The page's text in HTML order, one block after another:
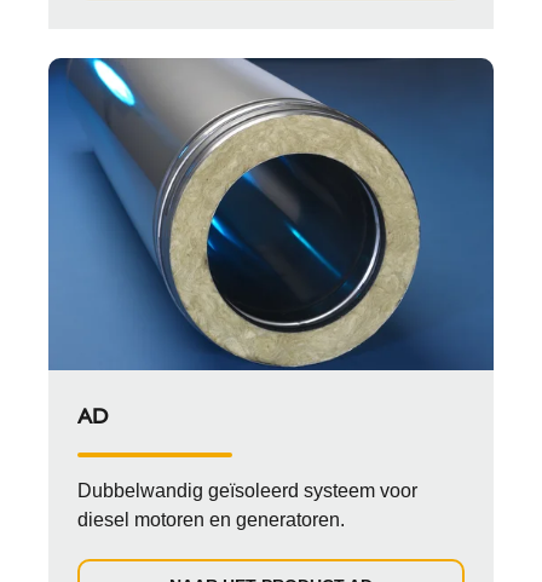
AD
Dubbelwandig geïsoleerd systeem voor
diesel motoren en generatoren.